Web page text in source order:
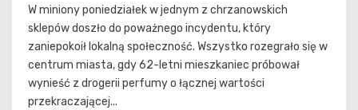
W miniony poniedziałek w jednym z chrzanowskich
sklepów doszło do poważnego incydentu, który
zaniepokoił lokalną społeczność. Wszystko rozegrało się w
centrum miasta, gdy 62-letni mieszkaniec próbował
wynieść z drogerii perfumy o łącznej wartości
przekraczającej...